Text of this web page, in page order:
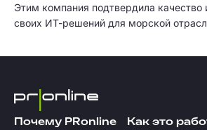
Этим компания подтвердила качество
своих ИТ-решений для морской
Почему PRonline
Как это